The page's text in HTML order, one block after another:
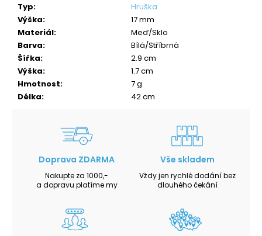
Typ:
Hruška
Výška:
17 mm
Materiál:
Meď/Sklo
Barva:
Bílá/Stříbrná
Šířka:
2.9 cm
Výška:
1.7 cm
Hmotnost:
7 g
Délka: 42 cm
Doprava ZDARMA
Nakupte za 1000,-
a dopravu platíme my
Vše skladem
Vždy jen rychlé dodání bez
dlouhého čekání